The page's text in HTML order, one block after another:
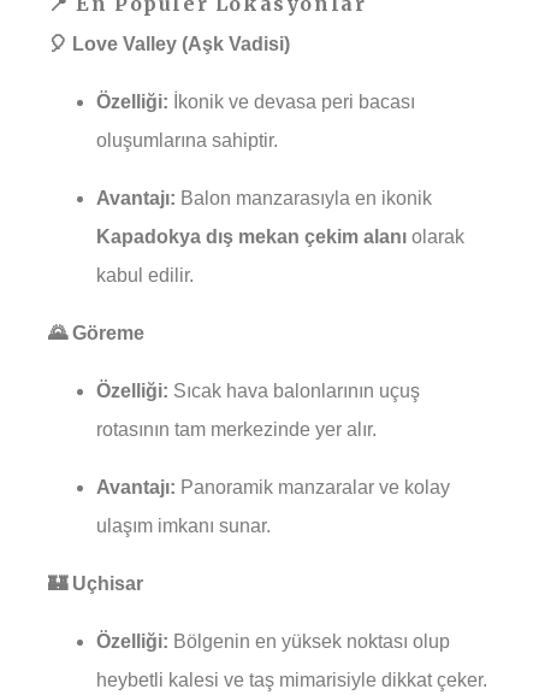
🎈 Love Valley (Aşk Vadisi)
Özelliği: İkonik ve devasa peri bacası
oluşumlarına sahiptir.
Avantajı: Balon manzarasıyla en ikonik
Kapadokya dış mekan çekim alanı olarak
kabul edilir.
🌄 Göreme
Özelliği: Sıcak hava balonlarının uçuş
rotasının tam merkezinde yer alır.
Avantajı: Panoramik manzaralar ve kolay
ulaşım imkanı sunar.
🏰 Uçhisar
Özelliği: Bölgenin en yüksek noktası olup
heybetli kalesi ve taş mimarisiyle dikkat çeker.